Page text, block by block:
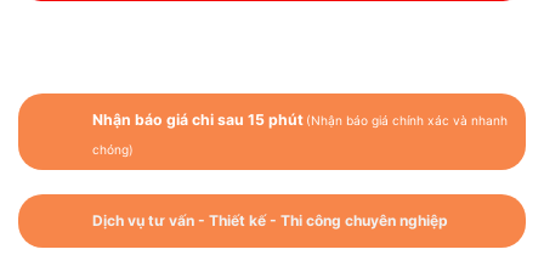
Nhận báo giá chi sau 15 phút (Nhận báo giá chính xác và nhanh
chóng)
Dịch vụ tư vấn - Thiết kế - Thi công chuyên nghiệp